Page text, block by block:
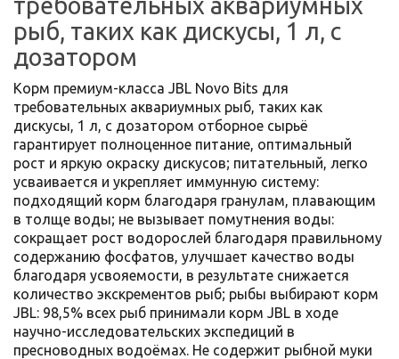
рыб, таких как дискусы, 1 л, с
дозатором
Корм премиум-класса JBL Novo Bits для
требовательных аквариумных рыб, таких как
дискусы, 1 л, с дозатором отборное сырьё
гарантирует полноценное питание, оптимальный
рост и яркую окраску дискусов; питательный, легко
усваивается и укрепляет иммунную систему:
подходящий корм благодаря гранулам, плавающим
в толще воды; не вызывает помутнения воды:
сокращает рост водорослей благодаря правильному
содержанию фосфатов, улучшает качество воды
благодаря усвояемости, в результате снижается
количество экскрементов рыб; рыбы выбирают корм
JBL: 98,5% всех рыб принимали корм JBL в ходе
научно-исследовательских экспедиций в
пресноводных водоёмах. Не содержит рыбной муки